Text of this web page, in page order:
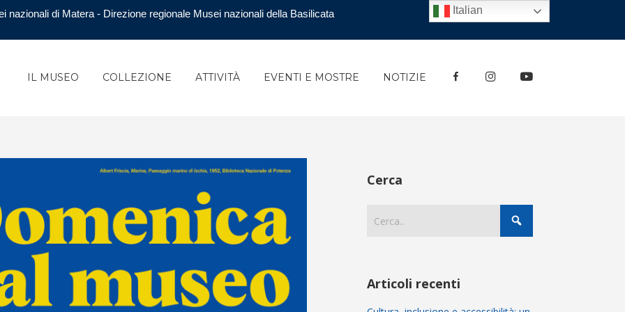
nazionali di Matera - Direzione regionale Musei nazionali della Basilicata
IL MUSEO COLLEZIONE ATTIVITÀ EVENTI E MOSTRE NOTIZIE FACEBOOKINSTAGRAMYOUTUBE
Cerca
Articoli recenti
Italian